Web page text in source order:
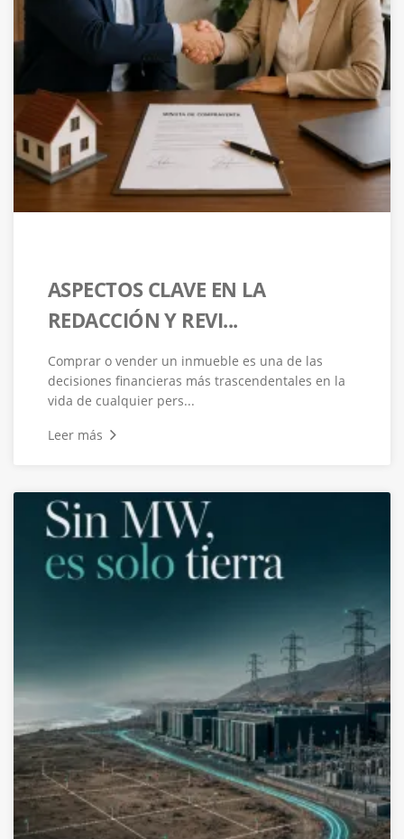
ASPECTOS CLAVE EN LA
REDACCIÓN Y REVI...
Comprar o vender un inmueble es una de las
decisiones financieras más trascendentales en la
vida de cualquier pers...
Leer más